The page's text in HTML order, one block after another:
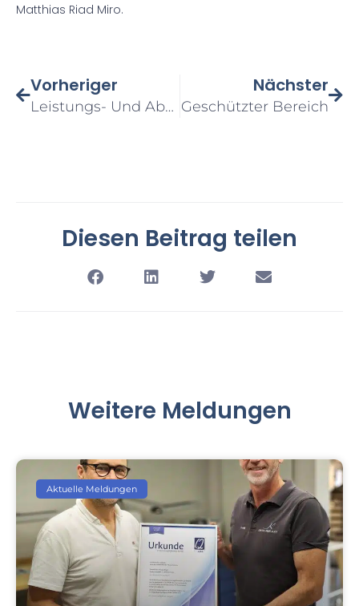
Matthias Riad Miro.
Vorheriger
Leistungs- Und Abrechnungstransparenz: Seminar Der ZTI OWL
Nächster
Geschützter Bereich
Diesen Beitrag teilen
Weitere Meldungen
Aktuelle Meldungen